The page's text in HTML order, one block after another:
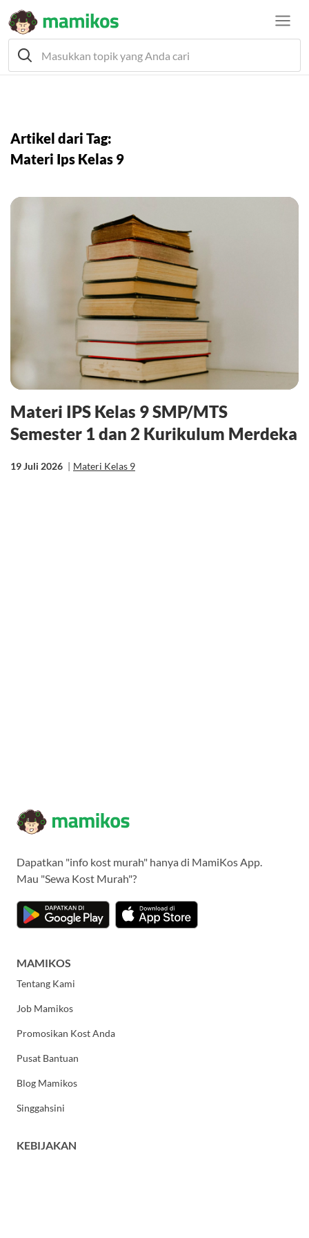
Artikel dari Tag:
Materi Ips Kelas 9
Materi IPS Kelas 9 SMP/MTS
Semester 1 dan 2 Kurikulum Merdeka
19 Juli 2026 | Materi Kelas 9
Dapatkan "info kost murah" hanya di MamiKos App.
Mau "Sewa Kost Murah"?
MAMIKOS
Tentang Kami
Job Mamikos
Promosikan Kost Anda
Pusat Bantuan
Blog Mamikos
Singgahsini
KEBIJAKAN